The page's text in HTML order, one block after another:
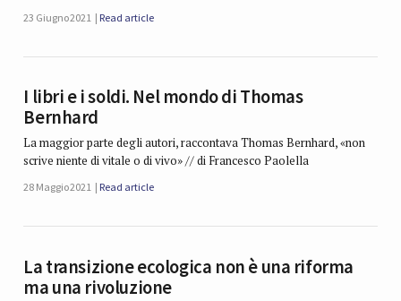
23 Giugno 2021 Read article
I libri e i soldi. Nel mondo di Thomas
Bernhard
La maggior parte degli autori, raccontava Thomas Bernhard, «non
scrive niente di vitale o di vivo» // di Francesco Paolella
28 Maggio 2021 Read article
La transizione ecologica non è una riforma
ma una rivoluzione